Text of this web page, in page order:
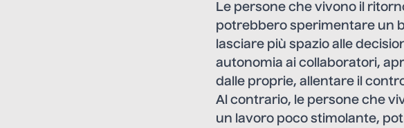
Le persone che vivono il
potrebbero sperimentare un
lasciare più spazio alle
autonomia ai collaboratori,
dalle proprie, allentare il
Al contrario, le persone che
un lavoro poco stimolante,